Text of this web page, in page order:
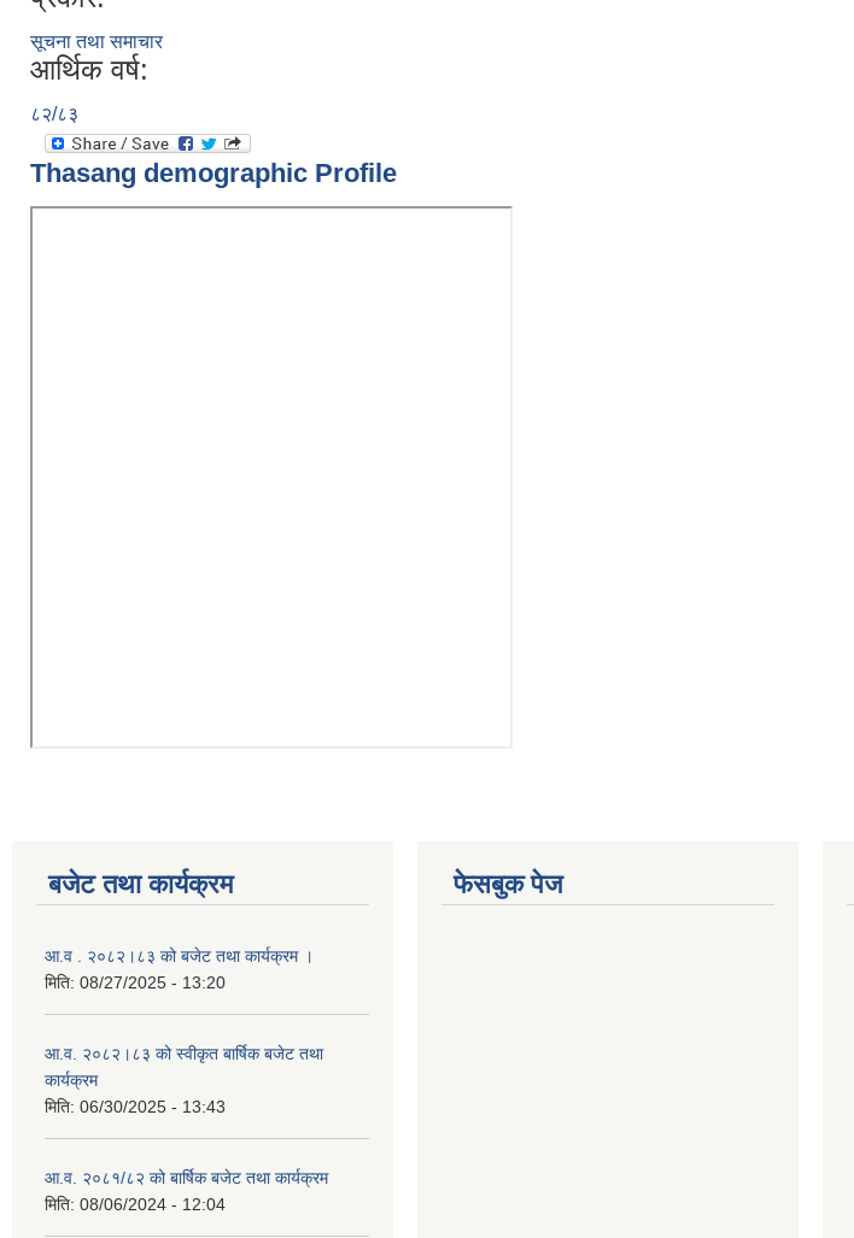
सूचना तथा समाचार
आर्थिक वर्ष:
८२/८३
Thasang demographic Profile
बजेट तथा कार्यक्रम
आ.व . २०८२।८३ को बजेट तथा कार्यक्रम ।
मिति: 08/27/2025 - 13:20
आ.व. २०८२।८३ को स्वीकृत बार्षिक बजेट तथा
कार्यक्रम
मिति: 06/30/2025 - 13:43
आ.व. २०८१/८२ को बार्षिक बजेट तथा कार्यक्रम
मिति: 08/06/2024 - 12:04
फेसबुक पेज